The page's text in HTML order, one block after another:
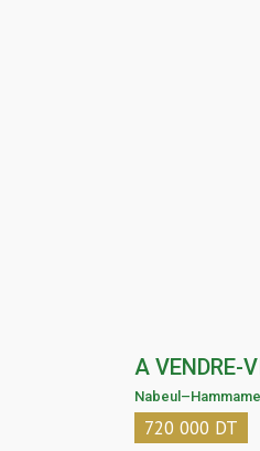
A VENDRE-
Nabeul –
720 000 DT